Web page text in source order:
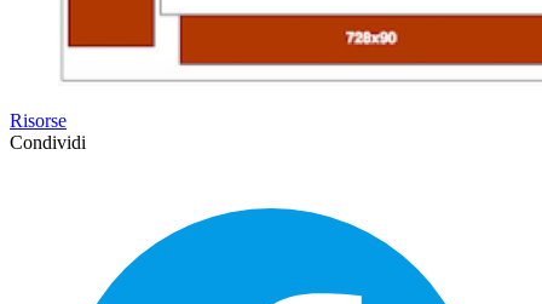
Risorse
Condividi